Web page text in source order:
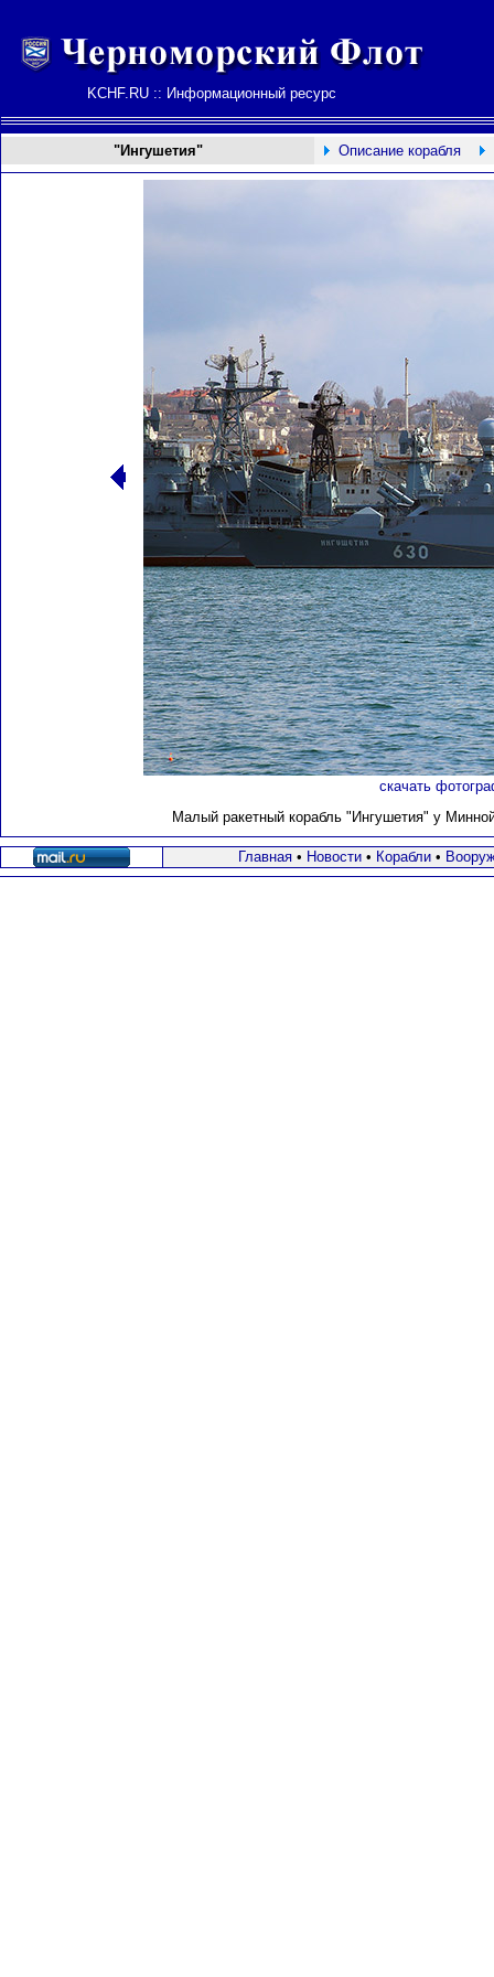
KCHF.RU :: Информационный ресурс
"Ингушетия" Описание корабля
скачать
Малый ракетный корабль "Ингушетия" у
Главная• Новости• Корабли•